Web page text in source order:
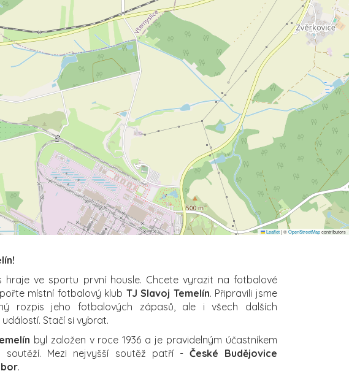
Leaflet|©OpenStreetMapcontributors
hraje ve sportu první housle. Chcete vyrazit na fotbalové
místní fotbalový klub TJ Slavoj Temelín. Připravili jsme
rozpis jeho fotbalových zápasů, ale i všech dalších
Stačí si vybrat.
byl založen v roce 1936 a je pravidelným účastníkem
soutěží. Mezi nejvyšší soutěž patří - České Budějovice
.